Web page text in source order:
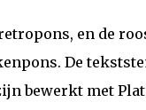
en de
De
bewerkt met